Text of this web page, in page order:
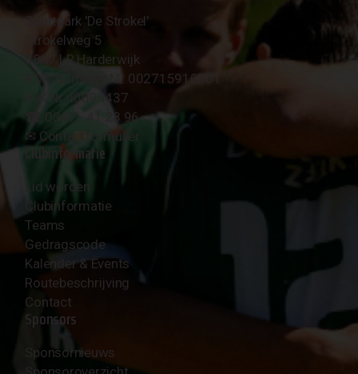
Sportpark 'De Strokel'
Strokelweg 5
3847 LR Harderwijk
BTW Nummer NL 002715910B01
KvK Nr 40094437
☎︎ 0341 - 41 28 96
✉︎ Contactformulier
Clubinformatie
Lid worden
Clubinformatie
Teams
Gedragscode
Kalender & Events
Routebeschrijving
Contact
Sponsors
Sponsornieuws